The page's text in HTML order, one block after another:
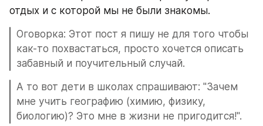
отдых и с которой мы не были знакомы.
Оговорка: Этот пост я пишу не для того чтобы
как-то похвастаться, просто хочется описать
забавный и поучительный случай.
А то вот дети в школах спрашивают: "Зачем
мне учить географию (химию, физику,
биологию)? Это мне в жизни не пригодится!".